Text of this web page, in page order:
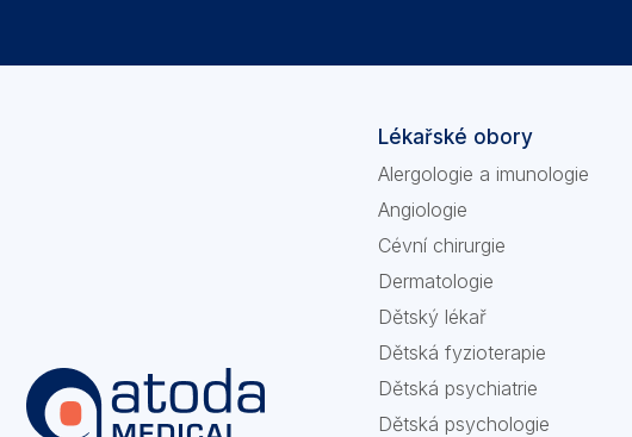
Lékařské obory
Alergologie a imunologie
Angiologie
Cévní chirurgie
Dermatologie
Dětský lékař
Dětská fyzioterapie
Dětská psychiatrie
Dětská psychologie